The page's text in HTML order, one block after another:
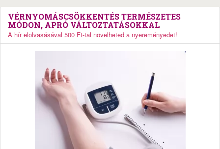
VÉRNYOMÁSCSÖKKENTÉS TERMÉSZETES
MÓDON, APRÓ VÁLTOZTATÁSOKKAL
A hír elolvasásával 500 Ft-tal növelheted a nyereményedet!